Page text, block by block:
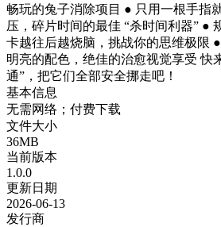
畅玩的兔子消除项目 ● 只用一根手指
压，碎片时间的最佳 “杀时间利器” ●
卡越往后越烧脑，挑战你的思维极限
明亮的配色，绝佳的治愈视觉享受 快
通”，把它们全部安全挪走吧！
基本信息
无需网络；付费下载
文件大小
36MB
当前版本
1.0.0
更新日期
2026-06-13
发行商